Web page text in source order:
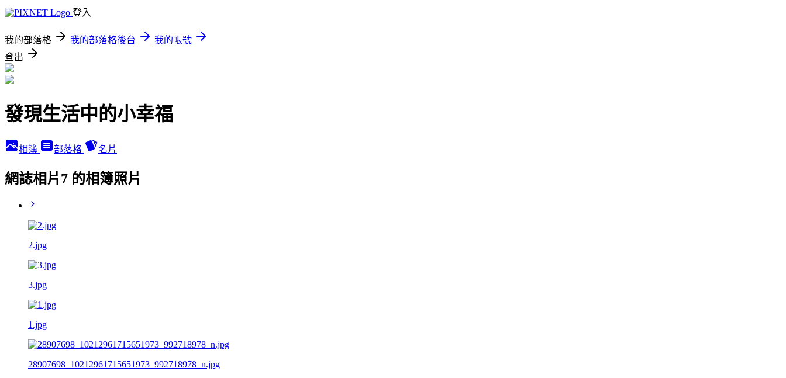
登入
我的部落格 我的部落格後台
我的帳號
登出
發現生活中的小幸福
相簿 部落格 名片
網誌相片7 的相簿照片
2.jpg
3.jpg
1.jpg
28907698_10212961715651973_992718978_n.jpg